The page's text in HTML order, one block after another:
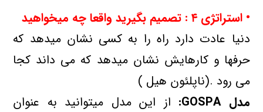
• استراتژی۴ : تصمیم بگیرید واقعا چه میخواهید
دنیا عادت دارد راه را به کسی نشان میدهد که
حرفها و کارهایش نشان میدهد که می داند کجا
می رود .(ناپلئون هیل )
مدلGOSPA:
از این مدل میتوانید به عنوان